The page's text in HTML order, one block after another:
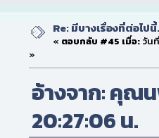
Re: มีบางเรื่องที่ต่อไป
« ตอบกลับ #45 เมื่อ:วันที่
»
อ้างจาก: คุณ
20:27:06 น.